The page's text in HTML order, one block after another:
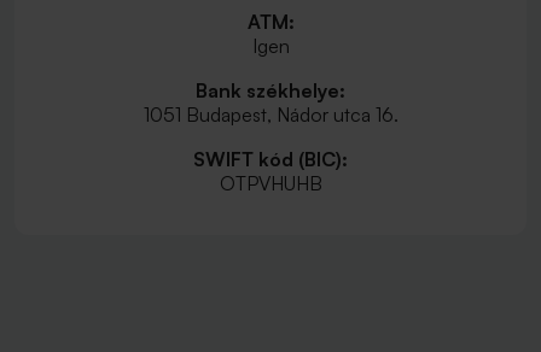
ATM:
Igen
Bank székhelye:
1051 Budapest, Nádor utca 16.
SWIFT kód (BIC):
OTPVHUHB